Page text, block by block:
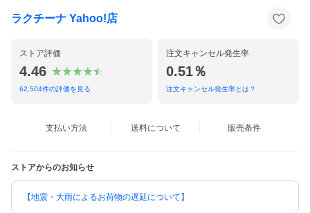
ラクチーナ Yahoo!店
ストア評価
4.46
62,504件の評価を見る
注文キャンセル発生率
0.51％
注文キャンセル発生率とは？
支払い方法 送料について 販売条件
ストアからのお知らせ
【地震・大雨によるお荷物の遅延について】